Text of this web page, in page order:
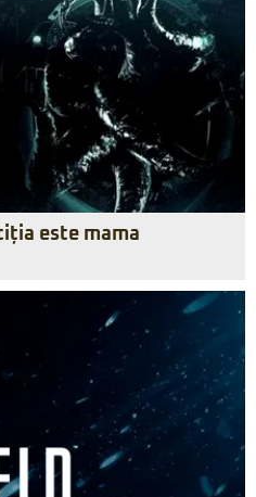
este mama